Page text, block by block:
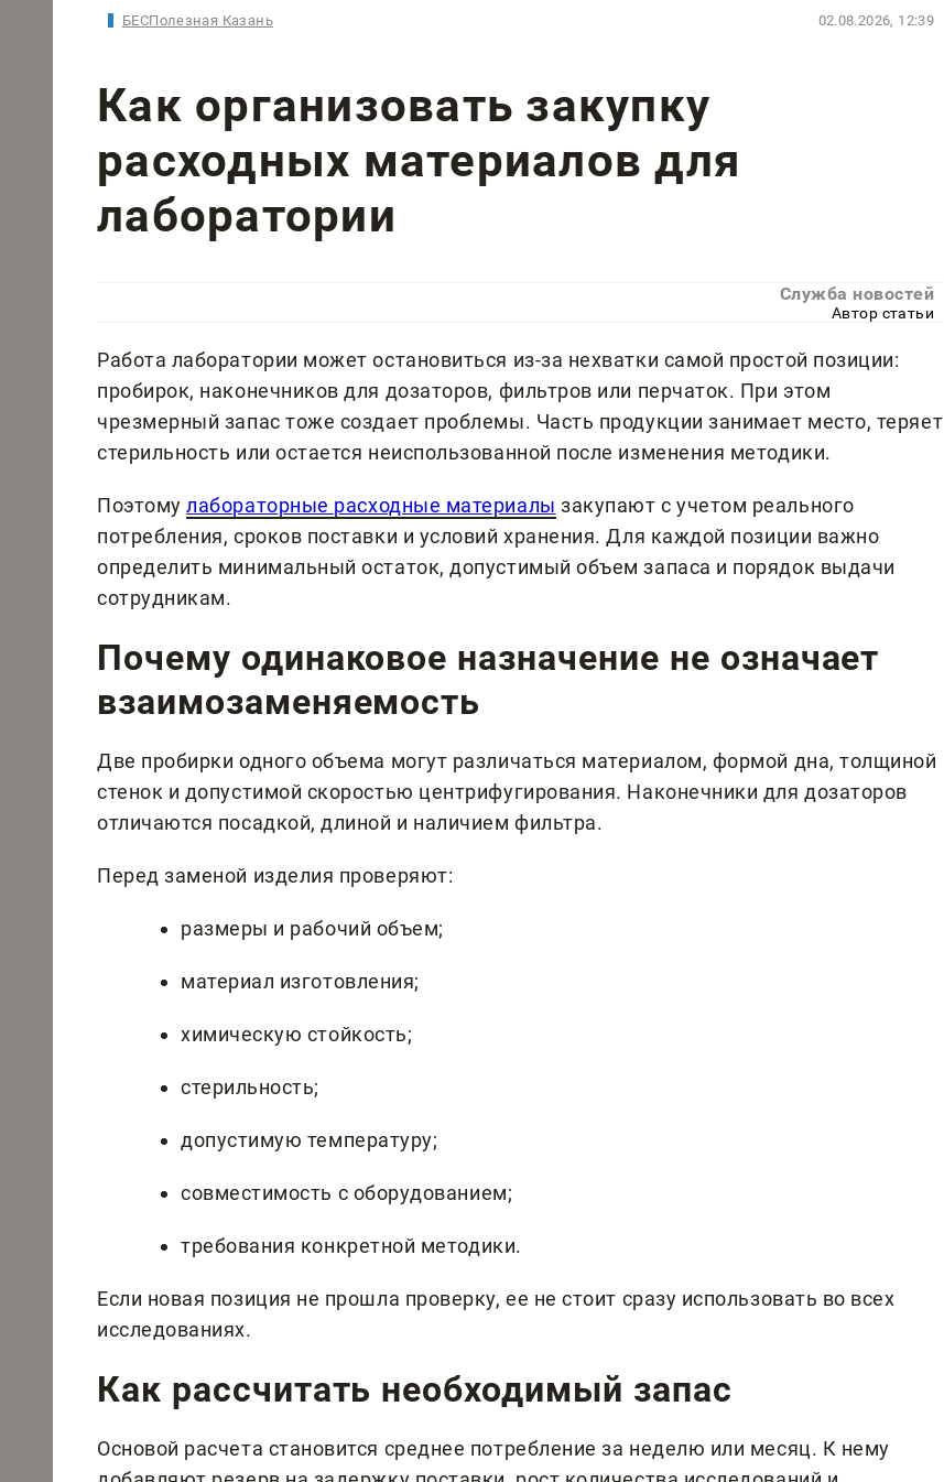
БЕСПолезная Казань 02.08.2026, 12:39
Как организовать закупку
расходных материалов для
лаборатории
Служба новостей
Автор статьи
Работа лаборатории может остановиться из-за нехватки самой простой позиции:
пробирок, наконечников для дозаторов, фильтров или перчаток. При этом
чрезмерный запас тоже создает проблемы. Часть продукции занимает место, теряет
стерильность или остается неиспользованной после изменения методики.
Поэтомулабораторные расходные материалы закупают с учетом реального
потребления, сроков поставки и условий хранения. Для каждой позиции важно
определить минимальный остаток, допустимый объем запаса и порядок выдачи
сотрудникам.
Почему одинаковое назначение не означает
взаимозаменяемость
Две пробирки одного объема могут различаться материалом, формой дна, толщиной
стенок и допустимой скоростью центрифугирования. Наконечники для дозаторов
отличаются посадкой, длиной и наличием фильтра.
Перед заменой изделия проверяют:
размеры и рабочий объем;
материал изготовления;
химическую стойкость;
стерильность;
допустимую температуру;
совместимость с оборудованием;
требования конкретной методики.
Если новая позиция не прошла проверку, ее не стоит сразу использовать во всех
исследованиях.
Как рассчитать необходимый запас
Основой расчета становится среднее потребление за неделю или месяц. К нему